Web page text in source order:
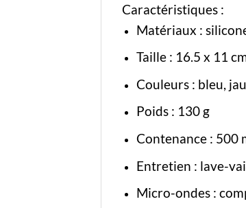
Caractéristiques :
Matériaux :
Taille : 16.5 x 11
Couleurs : bleu,
Poids : 130 g
Contenance : 500
Entretien : lave-
Micro-ondes :